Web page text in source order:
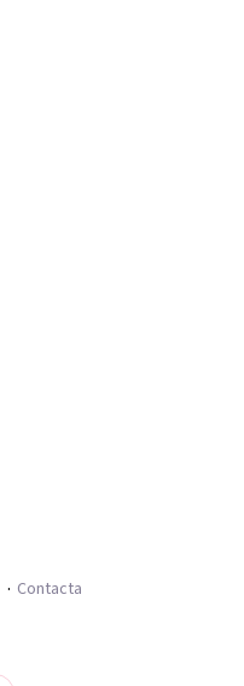
Contacta